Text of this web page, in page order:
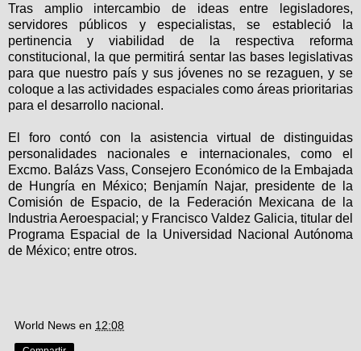
Tras amplio intercambio de ideas entre legisladores,
servidores públicos y especialistas, se estableció la
pertinencia y viabilidad de la respectiva reforma
constitucional, la que permitirá sentar las bases legislativas
para que nuestro país y sus jóvenes no se rezaguen, y se
coloque a las actividades espaciales como áreas prioritarias
para el desarrollo nacional.
El foro contó con la asistencia virtual de distinguidas
personalidades nacionales e internacionales, como el
Excmo. Balázs Vass, Consejero Económico de la Embajada
de Hungría en México; Benjamín Najar, presidente de la
Comisión de Espacio, de la Federación Mexicana de la
Industria Aeroespacial; y Francisco Valdez Galicia, titular del
Programa Espacial de la Universidad Nacional Autónoma
de México; entre otros.
World News en 12:08